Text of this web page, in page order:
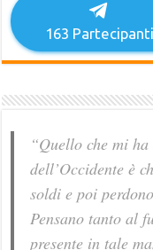
163 Partecipanti
“Quello che mi
dell’Occidente è
soldi e poi
Pensano tanto al
presente in tale